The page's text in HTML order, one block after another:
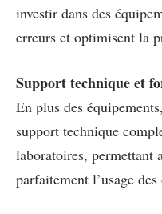
investir dans des
erreurs et optimisent la
Support technique et
En plus des
support technique
laboratoires, permettant
parfaitement l’usage